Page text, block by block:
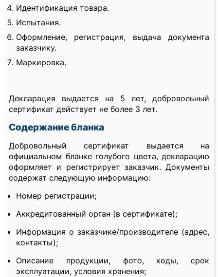
Идентификация товара.
Испытания.
Оформление, регистрация, выдача документа
заказчику.
Маркировка.
Декларация выдается на 5 лет, добровольный
сертификат действует не более 3 лет.
Содержание бланка
Добровольный сертификат выдается на
официальном бланке голубого цвета, декларацию
оформляет и регистрирует заказчик. Документы
содержат следующую информацию:
Номер регистрации;
Аккредитованный орган (в сертификате);
Информация о заказчике/производителе (адрес,
контакты);
Описание продукции, фото, коды, срок
эксплуатации, условия хранения;